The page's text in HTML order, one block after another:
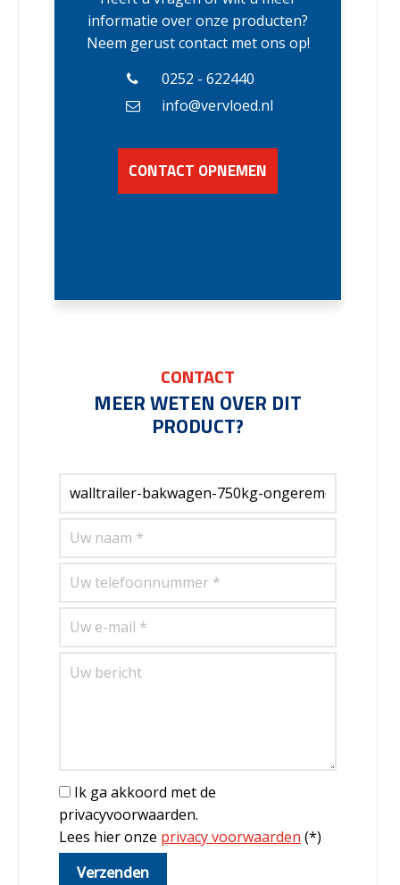
informatie over onze producten?
Neem gerust contact met ons op!
0252 - 622440
info@vervloed.nl
CONTACT OPNEMEN
CONTACT
MEER WETEN OVER DIT
PRODUCT?
Ik ga akkoord met de
privacyvoorwaarden.
Lees hier onze privacy voorwaarden (*)